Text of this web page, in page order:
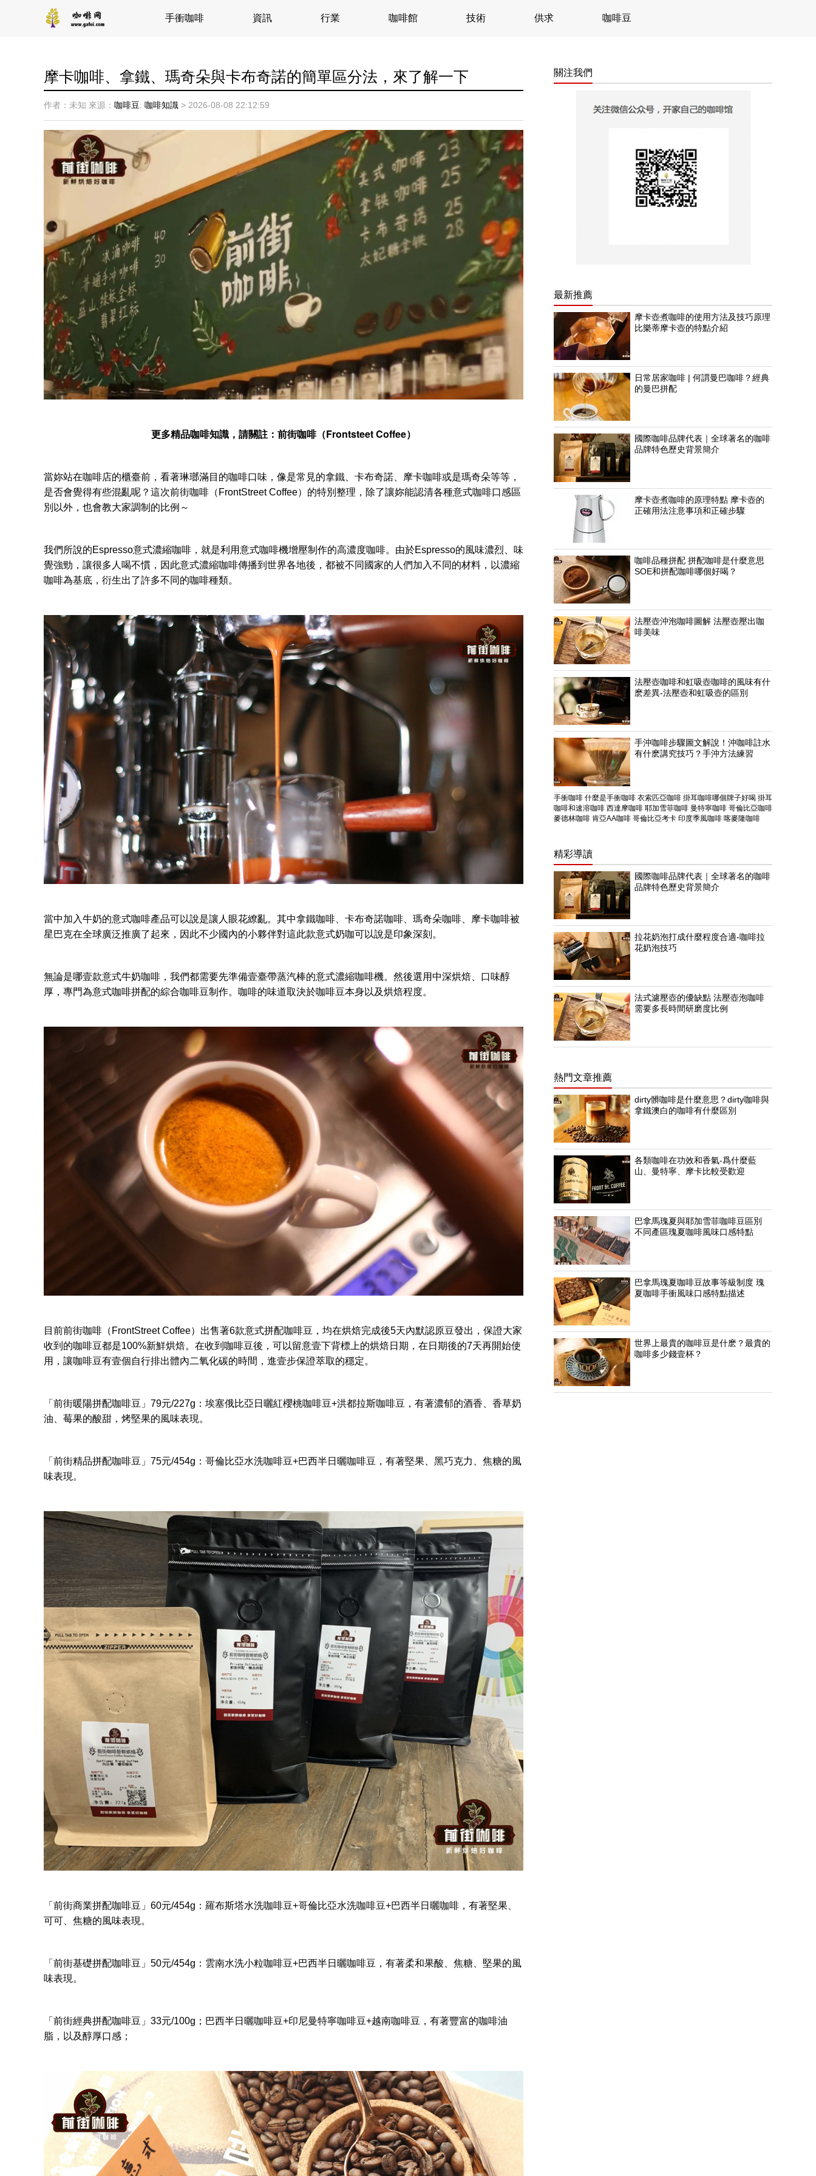
手衝咖啡 資訊 行業 咖啡館 技術 供求 咖啡豆
摩卡咖啡、拿鐵、瑪奇朵與卡布奇諾的簡單區分法，來了解一下
作者：未知 來源： 咖啡豆: 咖啡知識 > 2026-08-08 22:12:59
更多精品咖啡知識，請關註：前街咖啡（Frontsteet Coffee）
當妳站在咖啡店的櫃臺前，看著琳瑯滿目的咖啡口味，像是常見的拿鐵、卡布奇諾、摩卡咖啡或是瑪奇朵等等，
是否會覺得有些混亂呢？這次前街咖啡（FrontStreet Coffee）的特別整理，除了讓妳能認清各種意式咖啡口感區
別以外，也會教大家調制的比例～
我們所說的Espresso意式濃縮咖啡，就是利用意式咖啡機增壓制作的高濃度咖啡。由於Espresso的風味濃烈、味
覺強勁，讓很多人喝不慣，因此意式濃縮咖啡傳播到世界各地後，都被不同國家的人們加入不同的材料，以濃縮
咖啡為基底，衍生出了許多不同的咖啡種類。
當中加入牛奶的意式咖啡產品可以說是讓人眼花繚亂。其中拿鐵咖啡、卡布奇諾咖啡、瑪奇朵咖啡、摩卡咖啡被
星巴克在全球廣泛推廣了起來，因此不少國內的小夥伴對這此款意式奶咖可以說是印象深刻。
無論是哪壹款意式牛奶咖啡，我們都需要先準備壹臺帶蒸汽棒的意式濃縮咖啡機。然後選用中深烘焙、口味醇
厚，專門為意式咖啡拼配的綜合咖啡豆制作。咖啡的味道取決於咖啡豆本身以及烘焙程度。
目前前街咖啡（FrontStreet Coffee）出售著6款意式拼配咖啡豆，均在烘焙完成後5天內默認原豆發出，保證大家
收到的咖啡豆都是100%新鮮烘焙。在收到咖啡豆後，可以留意壹下背標上的烘焙日期，在日期後的7天再開始使
用，讓咖啡豆有壹個自行排出體內二氧化碳的時間，進壹步保證萃取的穩定。
「 前街暖陽拼配咖啡豆」79元/227g：埃塞俄比亞日曬紅櫻桃咖啡豆+洪都拉斯咖啡豆，有著濃郁的酒香、香草奶
油、莓果的酸甜，烤堅果的風味表現。
「 前街精品拼配咖啡豆」75元/454g：哥倫比亞水洗咖啡豆+巴西半日曬咖啡豆，有著堅果、黑巧克力、焦糖的風
味表現。
「 前街商業拼配咖啡豆」60元/454g：羅布斯塔水洗咖啡豆+哥倫比亞水洗咖啡豆+巴西半日曬咖啡，有著堅果、
可可、焦糖的風味表現。
「 前街基礎拼配咖啡豆」50元/454g：雲南水洗小粒咖啡豆+巴西半日曬咖啡豆，有著柔和果酸、焦糖、堅果的風
味表現。
「前街經典拼配咖啡豆」33元/100g；巴西半日曬咖啡豆+印尼曼特寧咖啡豆+越南咖啡豆，有著豐富的咖啡油
脂，以及醇厚口感；
關注我們
最新推薦
摩卡壺煮咖啡的使用方法及技巧原理
比樂蒂摩卡壺的特點介紹
日常居家咖啡 | 何謂曼巴咖啡？經典
的曼巴拼配
國際咖啡品牌代表｜全球著名的咖啡
品牌特色歷史背景簡介
摩卡壺煮咖啡的原理特點 摩卡壺的
正確用法注意事項和正確步驟
咖啡品種拼配 拼配咖啡是什麼意思
SOE和拼配咖啡哪個好喝？
法壓壺沖泡咖啡圖解 法壓壺壓出咖
啡美味
法壓壺咖啡和虹吸壺咖啡的風味有什
麽差異-法壓壺和虹吸壺的區別
手沖咖啡步驟圖文解說！沖咖啡註水
有什麽講究技巧？手沖方法練習
手衝咖啡 什麼是手衝咖啡 衣索匹亞咖啡 掛耳咖啡哪個牌子好喝 掛耳
咖啡和速溶咖啡 西達摩咖啡 耶加雪菲咖啡 曼特寧咖啡 哥倫比亞咖啡
麥德林咖啡 肯亞AA咖啡 哥倫比亞考卡 印度季風咖啡 喀麥隆咖啡
精彩導讀
國際咖啡品牌代表｜全球著名的咖啡
品牌特色歷史背景簡介
拉花奶泡打成什麼程度合適-咖啡拉
花奶泡技巧
法式濾壓壺的優缺點 法壓壺泡咖啡
需要多長時間研磨度比例
熱門文章推薦
dirty髒咖啡是什麼意思？dirty咖啡與
拿鐵澳白的咖啡有什麼區別
各類咖啡在功效和香氣-爲什麼藍
山、曼特寧、摩卡比較受歡迎
巴拿馬瑰夏與耶加雪菲咖啡豆區別
不同產區瑰夏咖啡風味口感特點
巴拿馬瑰夏咖啡豆故事等級制度 瑰
夏咖啡手衝風味口感特點描述
世界上最貴的咖啡豆是什麽？最貴的
咖啡多少錢壹杯？